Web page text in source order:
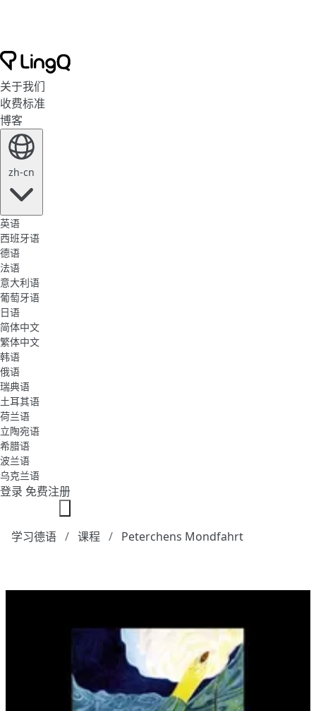
关于我们
收费标准
博客
zh-cn
英语
西班牙语
德语
法语
意大利语
葡萄牙语
日语
简体中文
繁体中文
韩语
俄语
瑞典语
土耳其语
荷兰语
立陶宛语
希腊语
波兰语
乌克兰语
登录 免费注册
学习德语 课程 Peterchens Mondfahrt